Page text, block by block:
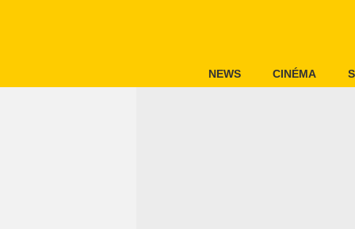
NEWS CINÉMA